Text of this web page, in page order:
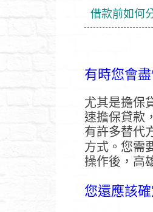
借款前如何
有時您會
尤其是擔保
速擔保貸款
有許多替代
方式。您需
操作後，高
您還應該
雲林房屋二胎增貸